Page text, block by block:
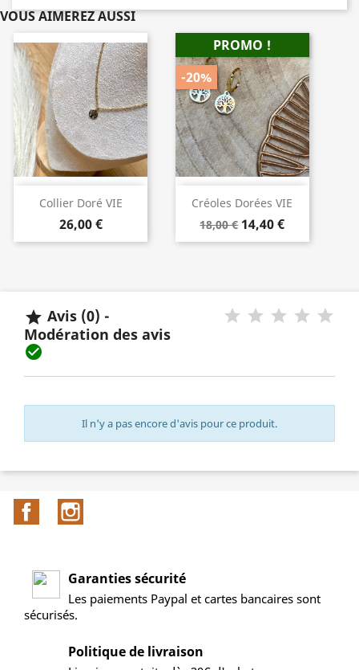
VOUS AIMEREZ AUSSI
Collier Doré VIE
26,00 €
Créoles Dorées VIE
18,00 € 14,40 €
PROMO !
-20%
 Avis (0) -
Modération des avis

Il n'y a pas encore d'avis pour ce produit.
Facebook
Garanties sécurité
Les paiements Paypal et cartes bancaires sont
sécurisés.
Politique de livraison